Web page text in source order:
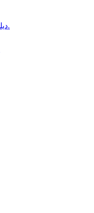
ديلى ميل؛ سوإستفاده از كودكان در قالب «بجه بازى» همچنان در افغانستان ادامه دارد.